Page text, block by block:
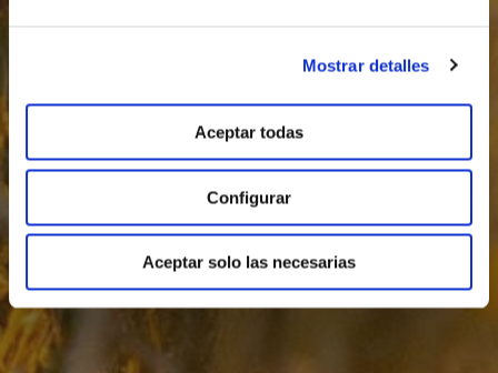
Mostrar detalles
Aceptar todas
Configurar
Aceptar solo las necesarias